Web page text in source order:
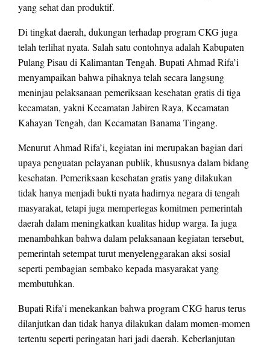
yang sehat dan produktif.
Di tingkat daerah, dukungan terhadap program CKG juga
telah terlihat nyata. Salah satu contohnya adalah Kabupaten
Pulang Pisau di Kalimantan Tengah. Bupati Ahmad Rifa’i
menyampaikan bahwa pihaknya telah secara langsung
meninjau pelaksanaan pemeriksaan kesehatan gratis di tiga
kecamatan, yakni Kecamatan Jabiren Raya, Kecamatan
Kahayan Tengah, dan Kecamatan Banama Tingang.
Menurut Ahmad Rifa’i, kegiatan ini merupakan bagian dari
upaya penguatan pelayanan publik, khususnya dalam bidang
kesehatan. Pemeriksaan kesehatan gratis yang dilakukan
tidak hanya menjadi bukti nyata hadirnya negara di tengah
masyarakat, tetapi juga mempertegas komitmen pemerintah
daerah dalam meningkatkan kualitas hidup warga. Ia juga
menambahkan bahwa dalam pelaksanaan kegiatan tersebut,
pemerintah setempat turut menyelenggarakan aksi sosial
seperti pembagian sembako kepada masyarakat yang
membutuhkan.
Bupati Rifa’i menekankan bahwa program CKG harus terus
dilanjutkan dan tidak hanya dilakukan dalam momen-momen
tertentu seperti peringatan hari jadi daerah. Keberlanjutan